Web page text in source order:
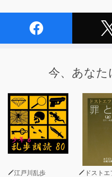
東京大学大学院修了。実践
集』（共編、中央公論社）
大事典』（共編、明治書院）
※本作はJPカルチャー・オン
座をオーディオ化したもので
映像で学びたい方はこちら↓
https://jpculture.stores.jp/?
今、あなた
江戸川乱歩 ドスト